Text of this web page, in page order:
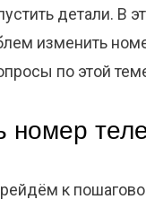
детали. В
изменить
по этой
номер
к